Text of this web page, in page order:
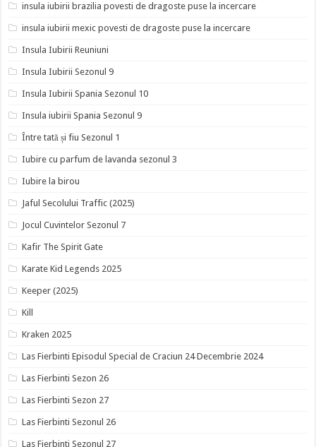
insula iubirii brazilia povesti de dragoste puse la incercare
insula iubirii mexic povesti de dragoste puse la incercare
Insula Iubirii Reuniuni
Insula Iubirii Sezonul 9
Insula Iubirii Spania Sezonul 10
Insula iubirii Spania Sezonul 9
Între tată și fiu Sezonul 1
Iubire cu parfum de lavanda sezonul 3
Iubire la birou
Jaful Secolului Traffic (2025)
Jocul Cuvintelor Sezonul 7
Kafir The Spirit Gate
Karate Kid Legends 2025
Keeper (2025)
Kill
Kraken 2025
Las Fierbinti Episodul Special de Craciun 24 Decembrie 2024
Las Fierbinti Sezon 26
Las Fierbinti Sezon 27
Las Fierbinti Sezonul 26
Las Fierbinti Sezonul 27